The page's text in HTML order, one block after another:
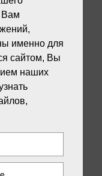
-30%
Вам
именно для
сайтом, Вы
наших